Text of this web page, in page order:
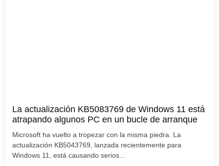
La actualización KB5083769 de Windows 11 está
atrapando algunos PC en un bucle de arranque
Microsoft ha vuelto a tropezar con la misma piedra. La
actualización KB5043769, lanzada recientemente para
Windows 11, está causando serios...